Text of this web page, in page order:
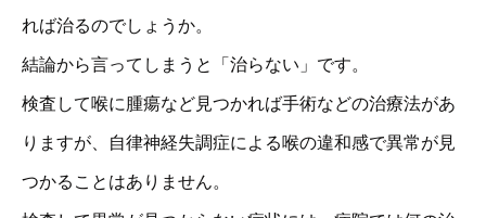
れば治るのでしょうか。
結論から言ってしまうと「治らない」です。
検査して喉に腫瘍など見つかれば手術などの治療法があ
りますが、自律神経失調症による喉の違和感で異常が見
つかることはありません。